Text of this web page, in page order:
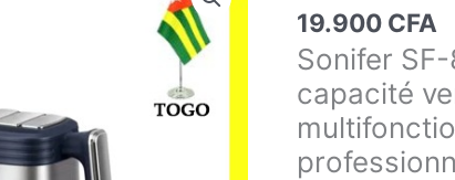
19.900 CFA
Sonifer
capacité
Hachoir
Sonifer